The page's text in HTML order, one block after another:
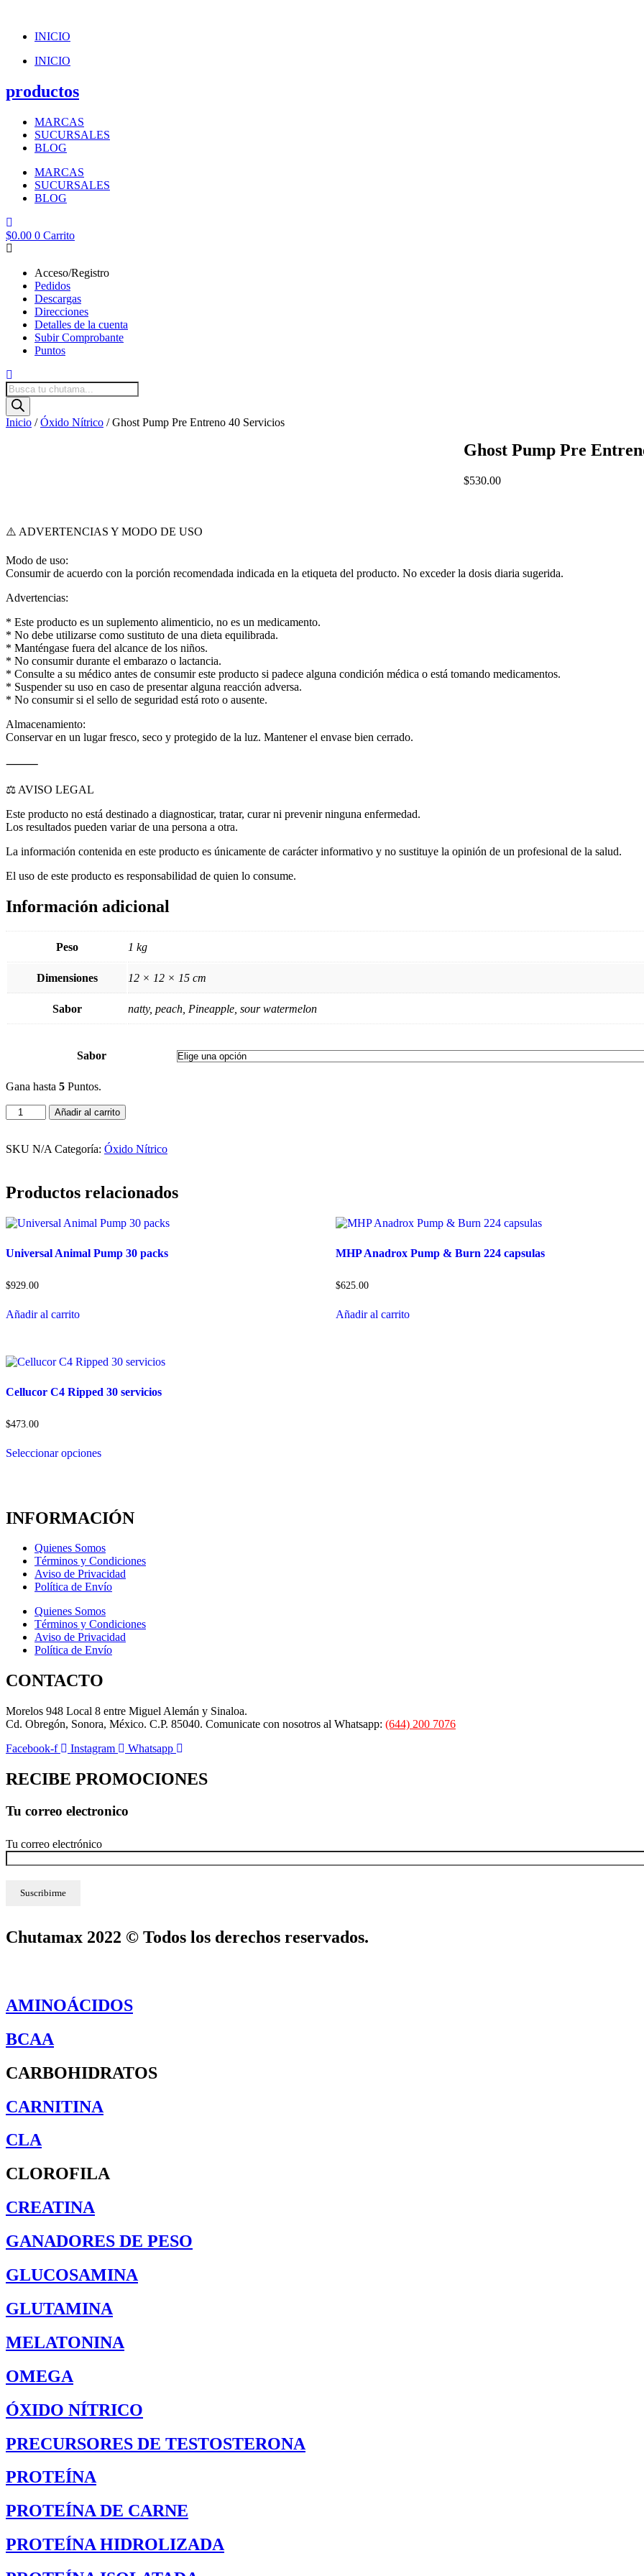
contenidoINICIO
INICIO
productos
MARCAS
SUCURSALES
BLOG
MARCAS
SUCURSALES
BLOG
$0.00 0 Carrito
Acceso/Registro
Pedidos
Descargas
Direcciones
Detalles de la cuenta
Subir Comprobante
Puntos
Products
search
Inicio /Óxido Nítrico / Ghost Pump Pre Entreno 40 Servicios
Ghost Pump Pre
$530.00
⚠️ ADVERTENCIAS Y MODO DE USO
Modo de uso:
Consumir de acuerdo con la porción recomendada indicada en la etiqueta del producto. No exceder la dosis diaria sugerida.
Advertencias:
* Este producto es un suplemento alimenticio, no es un medicamento.
* No debe utilizarse como sustituto de una dieta equilibrada.
* Manténgase fuera del alcance de los niños.
* No consumir durante el embarazo o lactancia.
* Consulte a su médico antes de consumir este producto si padece alguna condición médica o está tomando medicamentos.
* Suspender su uso en caso de presentar alguna reacción adversa.
* No consumir si el sello de seguridad está roto o ausente.
Almacenamiento:
Conservar en un lugar fresco, seco y protegido de la luz. Mantener el envase bien cerrado.
⸻
⚖️ AVISO LEGAL
Este producto no está destinado a diagnosticar, tratar, curar ni prevenir ninguna enfermedad.
Los resultados pueden variar de una persona a otra.
La información contenida en este producto es únicamente de carácter informativo y no sustituye la opinión de un profesional de la salud.
El uso de este producto es responsabilidad de quien lo consume.
Información adicional
Peso 1 kg
Dimensiones 12 × 12 × 15 cm
Sabor natty, peach, Pineapple, sour watermelon
Sabor
Gana hasta 5 Puntos.
Ghost
Pump
Entreno
cantidad
Añadir al carrito
SKU N/ACategoría: Óxido Nítrico
Productos relacionados
Universal Animal Pump 30 packs
$929.00
Añadir al carrito
MHP Anadrox Pump & Burn 224 capsulas
$625.00
Añadir al carrito
Cellucor C4 Ripped 30 servicios
$473.00
Seleccionar opciones
variantes.
opciones
pueden
página
producto
INFORMACIÓN
Quienes Somos
Términos y Condiciones
Aviso de Privacidad
Política de Envío
Quienes Somos
Términos y Condiciones
Aviso de Privacidad
Política de Envío
CONTACTO
Morelos 948 Local 8 entre Miguel Alemán y Sinaloa.
Cd. Obregón, Sonora, México. C.P. 85040. Comunicate con nosotros al Whatsapp: (644) 200 7076
Facebook-f
Instagram Whatsapp
RECIBE PROMOCIONES
Tu correo electronico
Tu correo electrónico
Chutamax 2022 © Todos los derechos reservados.
AMINOÁCIDOS
BCAA
CARBOHIDRATOS
CARNITINA
CLA
CLOROFILA
CREATINA
GANADORES DE PESO
GLUCOSAMINA
GLUTAMINA
MELATONINA
OMEGA
ÓXIDO NÍTRICO
PRECURSORES DE TESTOSTERONA
PROTEÍNA
PROTEÍNA DE CARNE
PROTEÍNA HIDROLIZADA